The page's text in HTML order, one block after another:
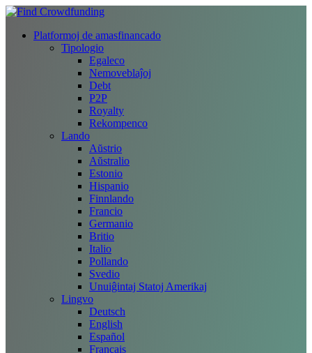
Platformoj de amasfinancado
Tipologio
Egaleco
Nemoveblaĵoj
Debt
P2P
Royalty
Rekompenco
Lando
Aŭstrio
Aŭstralio
Estonio
Hispanio
Finnlando
Francio
Germanio
Britio
Italio
Pollando
Svedio
Unuiĝintaj Statoj Amerikaj
Lingvo
Deutsch
English
Español
Français